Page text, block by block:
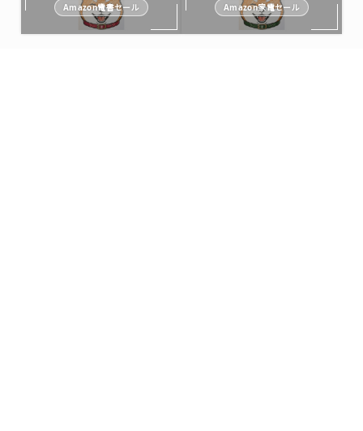
Amazon電書セール Amazon家電セール